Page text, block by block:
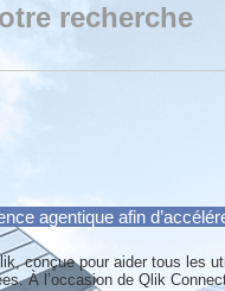
recherche
agentique afin
conçue pour aider tous les
À l’occasion de Qlik